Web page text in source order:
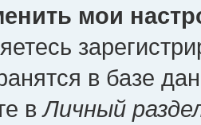
мои
в базе
вЛичный